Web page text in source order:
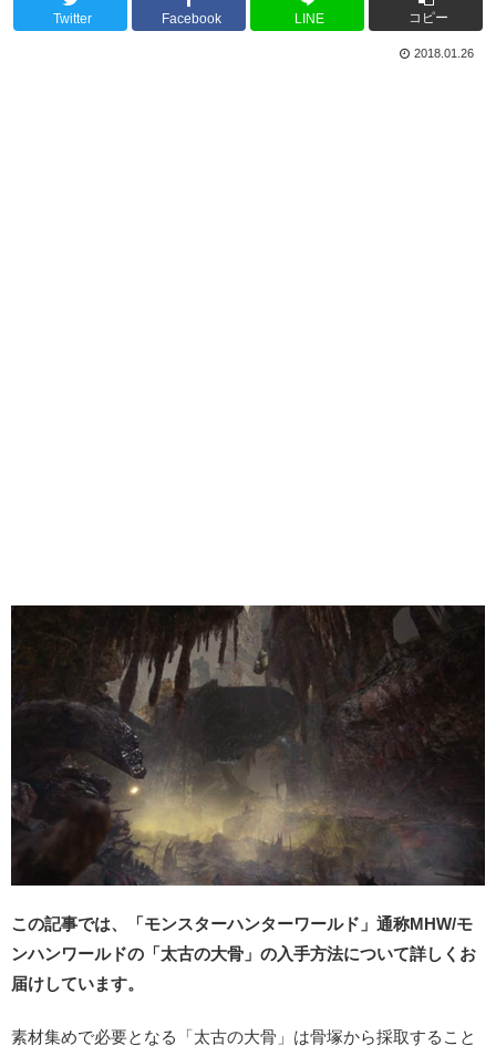
Twitter Facebook LINE コピー
2018.01.26
この記事では、「モンスターハンターワールド」通称MHW/モ
ンハンワールドの「太古の大骨」の入手方法について詳しくお
届けしています。
素材集めで必要となる「太古の大骨」は骨塚から採取すること